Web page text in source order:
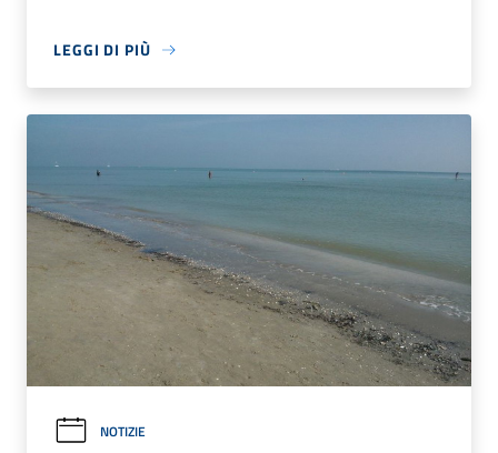
LEGGI DI PIÙ
NOTIZIE